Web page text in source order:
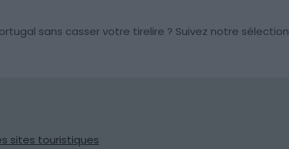
sans casser votre tirelire ? Suivez notre sélection
sites touristiques